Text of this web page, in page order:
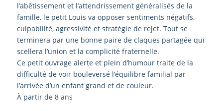
l’abêtissement et l’attendrissement généralisés de la
famille, le petit Louis va opposer sentiments négatifs,
culpabilité, agressivité et stratégie de rejet. Tout se
terminera par une bonne paire de claques partagée qui
scellera l’union et la complicité fraternelle.
Ce petit ouvrage alerte et plein d’humour traite de la
difficulté de voir bouleversé l’équilibre familial par
l’arrivée d’un enfant grand et de couleur.
À partir de 8 ans